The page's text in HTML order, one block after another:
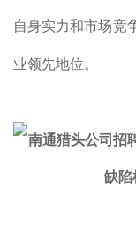
⾃身实⼒和市场竞
业领先地位。